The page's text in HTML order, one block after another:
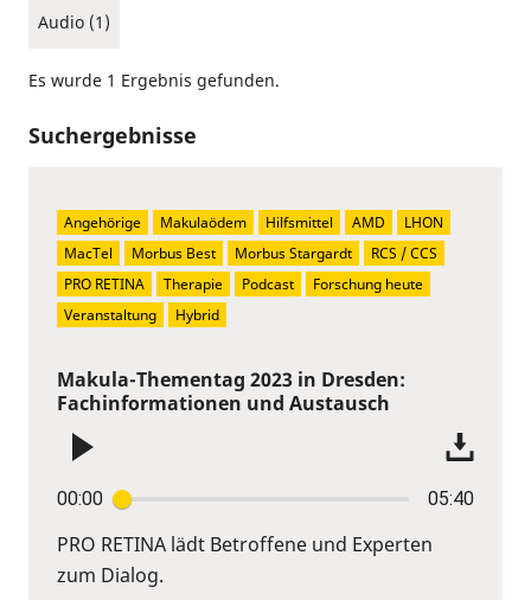
Audio (1)
Es wurde 1 Ergebnis gefunden.
Suchergebnisse
Makula-Thementag 2023 in Dresden:
Fachinformationen und Austausch
00:00 05:40
PRO RETINA lädt Betroffene und Experten
zum Dialog.
Angehörige Makulaödem Hilfsmittel AMD
LHON
MacTel
Morbus Best Morbus Stargardt
RCS / CCS
PRO RETINA
Therapie Podcast
Forschung heute
Veranstaltung
Hybrid